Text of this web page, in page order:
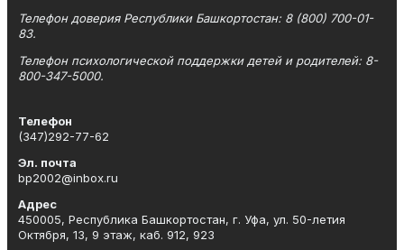
Телефон доверия Республики Башкортостан: 8 (800) 700-01-
83.
Телефон психологической поддержки детей и родителей: 8-
800-347-5000.
Телефон
(347)292-77-62
Эл. почта
bp2002@inbox.ru
Адрес
450005, Республика Башкортостан, г. Уфа, ул. 50-летия
Октября, 13, 9 этаж, каб. 912, 923